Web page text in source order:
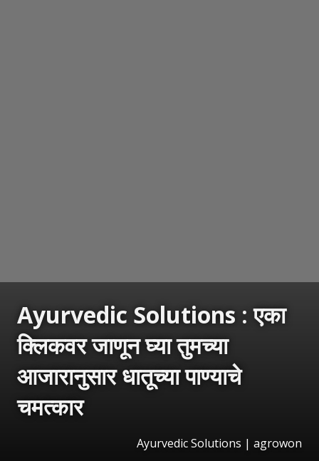
Ayurvedic Solutions : एका
क्लिकवर जाणून घ्या तुमच्या
आजारानुसार धातूच्या पाण्याचे
चमत्कार
Ayurvedic Solutions | agrowon